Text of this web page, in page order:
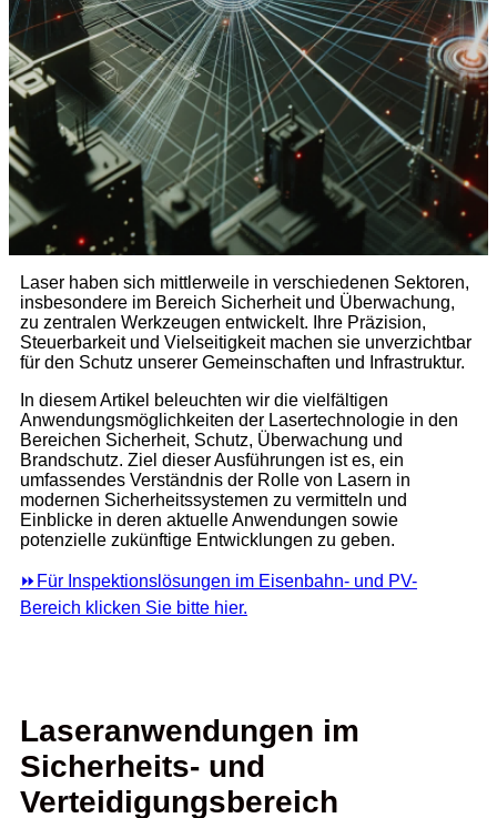
Laser haben sich mittlerweile in verschiedenen Sektoren,
insbesondere im Bereich Sicherheit und Überwachung,
zu zentralen Werkzeugen entwickelt. Ihre Präzision,
Steuerbarkeit und Vielseitigkeit machen sie unverzichtbar
für den Schutz unserer Gemeinschaften und Infrastruktur.
In diesem Artikel beleuchten wir die vielfältigen
Anwendungsmöglichkeiten der Lasertechnologie in den
Bereichen Sicherheit, Schutz, Überwachung und
Brandschutz. Ziel dieser Ausführungen ist es, ein
umfassendes Verständnis der Rolle von Lasern in
modernen Sicherheitssystemen zu vermitteln und
Einblicke in deren aktuelle Anwendungen sowie
potenzielle zukünftige Entwicklungen zu geben.
⏩ Für Inspektionslösungen im Eisenbahn- und PV-
Bereich klicken Sie bitte hier.
Laseranwendungen im
Sicherheits- und
Verteidigungsbereich